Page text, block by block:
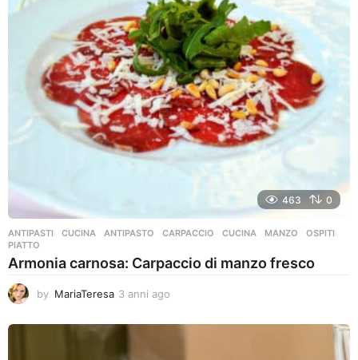
a
g
o
463 0
ANTIPASTI ,CUCINA ANTIPASTO ,CARPACCIO ,CUCINA ,MANZO ,OSPITI
PIATTO
Armonia carnosa: Carpaccio di manzo fresco
by MariaTeresa 3 anni ago
n